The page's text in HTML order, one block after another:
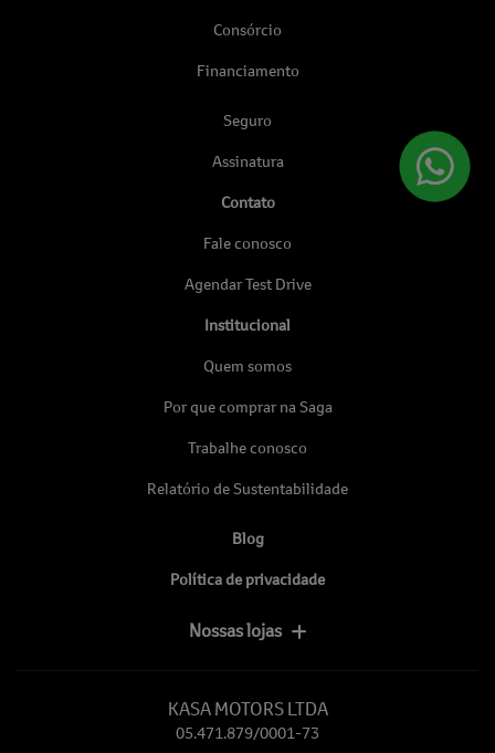
Consórcio
Financiamento
Seguro
Assinatura
Contato
Fale conosco
Agendar Test Drive
Institucional
Quem somos
Por que comprar na Saga
Trabalhe conosco
Relatório de Sustentabilidade
Blog
Política de privacidade
Nossas lojas
KASA MOTORS LTDA
05.471.879/0001-73